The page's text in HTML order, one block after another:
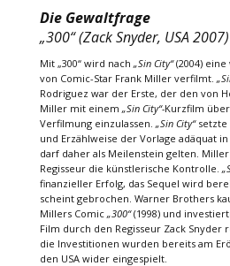
Die Gewaltfrage
„300“ (Zack Snyder, USA 2007)
Mit „300“ wird nach „Sin City“(2004)
von Comic-Star Frank Miller verfilmt.
Rodriguez war der Erste, der den von
Miller mit einem „Sin City“-Kurzfilm
Verfilmung einzulassen. „Sin City“
und Erzählweise der Vorlage adäquat
darf daher als Meilenstein gelten.
Regisseur die künstlerische Kontrolle.
finanzieller Erfolg, das Sequel wird
scheint gebrochen. Warner Brothers
Millers Comic „300“(1998) und
Film durch den Regisseur Zack Snyder
die Investitionen wurden bereits am
den USA wider eingespielt.